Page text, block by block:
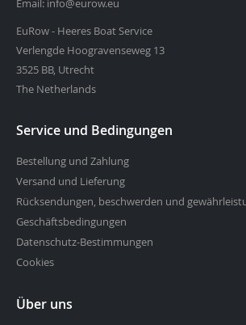
Email: info@eurow.eu
EuRow - Heeres Boat Service
Verlengde Hoogravenseweg 13
3525 BB, Utrecht
The Netherlands
Service und Bedingungen
Bestellung und Zahlung
Versand und Lieferung
Rücksendungen, beschwerden und
Geschäftsbedingungen
Datenschutz-Bestimmungen
Cookies
Über uns